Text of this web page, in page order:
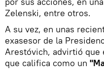
Zelenski, entre otros.
A su vez, en unas
exasesor de la
Arestóvich, advirtió que
que califica como un